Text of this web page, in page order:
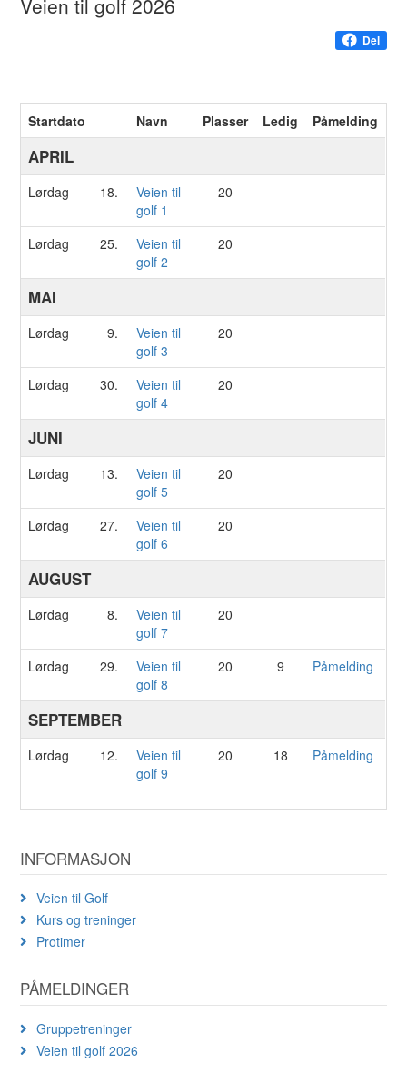
Del
Startdato Navn Plasser Ledig Påmelding
APRIL
Lørdag 18.
Veien til
golf 1
20
Lørdag 25.
Veien til
golf 2
20
MAI
Lørdag 9.
Veien til
golf 3
20
Lørdag 30.
Veien til
golf 4
20
JUNI
Lørdag 13.
Veien til
golf 5
20
Lørdag 27.
Veien til
golf 6
20
AUGUST
Lørdag 8.
Veien til
golf 7
20
Lørdag 29.
Veien til
golf 8
20 9 Påmelding
SEPTEMBER
Lørdag 12.
Veien til
golf 9
20 18 Påmelding
INFORMASJON
Veien til Golf
Kurs og treninger
Protimer
PÅMELDINGER
Gruppetreninger
Veien til golf 2026